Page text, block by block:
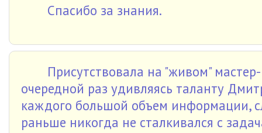
Спасибо за знания.
Присутствовала на "живом"
очередной раз удивляясь таланту
каждого большой объем информации,
раньше никогда не сталкивался с